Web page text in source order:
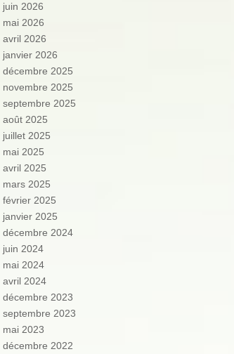
juin 2026
mai 2026
avril 2026
janvier 2026
décembre 2025
novembre 2025
septembre 2025
août 2025
juillet 2025
mai 2025
avril 2025
mars 2025
février 2025
janvier 2025
décembre 2024
juin 2024
mai 2024
avril 2024
décembre 2023
septembre 2023
mai 2023
décembre 2022